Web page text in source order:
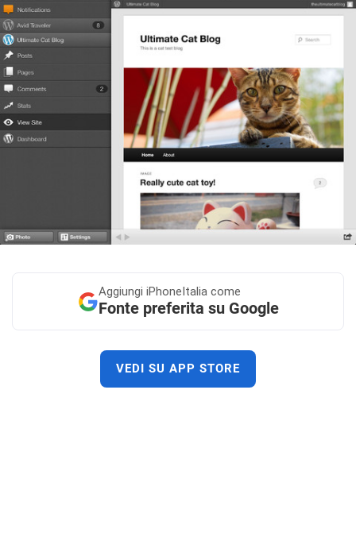
Aggiungi iPhoneItalia come
Fonte preferita su Google
VEDI SU APP STORE